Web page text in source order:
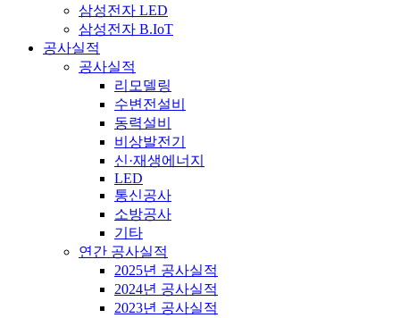
삼성전자 LED
삼성전자 B.IoT
공사실적
공사실적
리모델링
수변전설비
동력설비
비상발전기
신·재생에너지
LED
통신공사
소방공사
기타
연간 공사실적
2025년 공사실적
2024년 공사실적
2023년 공사실적